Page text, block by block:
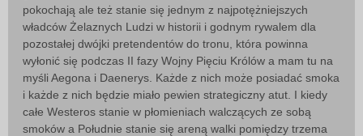
pokochają ale też stanie się jednym z najpotężniejszych
władców Żelaznych Ludzi w historii i godnym rywalem dla
pozostałej dwójki pretendentów do tronu, która powinna
wyłonić się podczas II fazy Wojny Pięciu Królów a mam tu na
myśli Aegona i Daenerys. Każde z nich może posiadać smoka
i każde z nich będzie miało pewien strategiczny atut. I kiedy
całe Westeros stanie w płomieniach walczących ze sobą
smoków a Południe stanie się areną walki pomiędzy trzema